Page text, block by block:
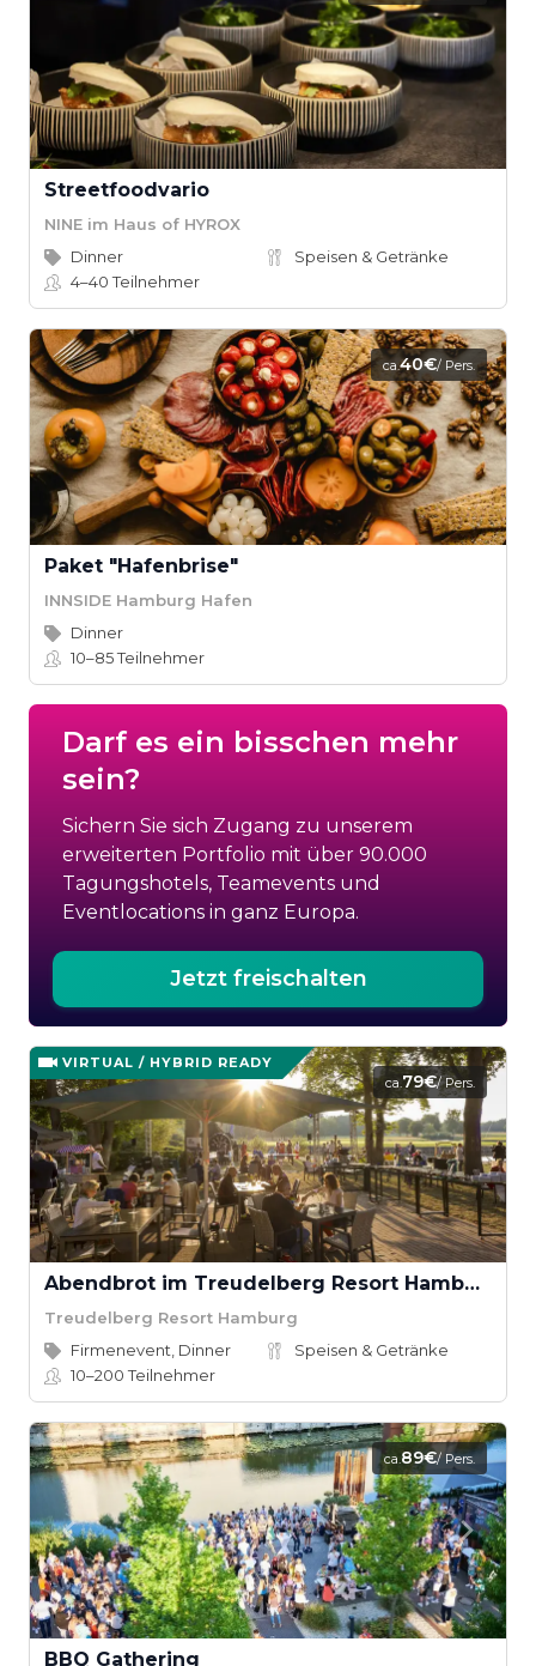
Streetfoodvario
NINE im Haus of HYROX
Dinner
Speisen & Getränke
4–40Teilnehmer
ca.40€/ Pers.
Paket "Hafenbrise"
INNSIDE Hamburg Hafen
Dinner
10–85Teilnehmer
Darf es ein bisschen mehr
sein?
Sichern Sie sich Zugang zu unserem
erweiterten Portfolio mit über 90.000
Tagungshotels, Teamevents und
Eventlocations in ganz Europa.
Jetzt freischalten
VIRTUAL / HYBRID READY
ca.79€/ Pers.
Abendbrot im Treudelberg Resort Hamburg (Sommer Edition)
Treudelberg Resort Hamburg
Firmenevent, Dinner
Speisen & Getränke
10–200Teilnehmer
ca.89€/ Pers.
BBQ Gathering